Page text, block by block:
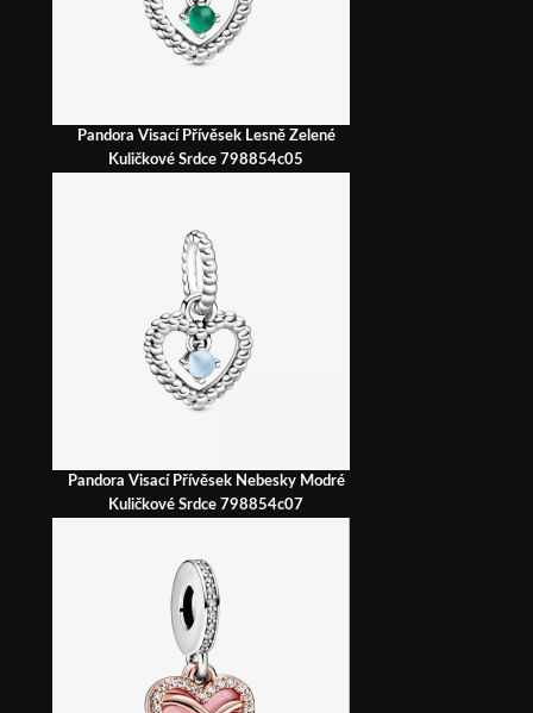
Pandora Visací Přívěsek Lesně Zelené
Kuličkové Srdce 798854c05
Pandora Visací Přívěsek Nebesky Modré
Kuličkové Srdce 798854c07